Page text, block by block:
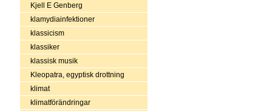
Kjell E Genberg
klamydiainfektioner
klassicism
klassiker
klassisk musik
Kleopatra, egyptisk drottning
klimat
klimatförändringar